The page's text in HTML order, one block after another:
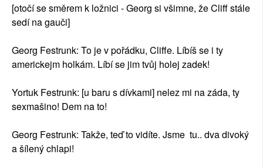
[otočí se směrem k ložnici - Georg si všimne, že Cliff stále
sedí na gauči]
Georg Festrunk: To je v pořádku, Cliffe. Líbíš se i ty
americkejm holkám. Líbí se jim tvůj holej zadek!
Yortuk Festrunk: [u baru s dívkami] nelez mi na záda, ty
sexmašino! Dem na to!
Georg Festrunk: Takže, teď to vidíte. Jsme tu.. dva divoký
a šílený chlapi!